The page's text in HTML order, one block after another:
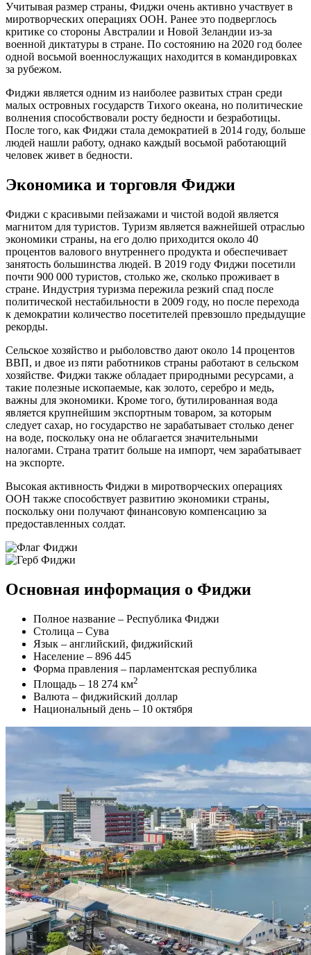
Учитывая размер страны, Фиджи очень активно участвует в
миротворческих операциях ООН. Ранее это подверглось
критике со стороны Австралии и Новой Зеландии из-за
военной диктатуры в стране. По состоянию на 2020 год более
одной восьмой военнослужащих находится в командировках
за рубежом.
Фиджи является одним из наиболее развитых стран среди
малых островных государств Тихого океана, но политические
волнения способствовали росту бедности и безработицы.
После того, как Фиджи стала демократией в 2014 году, больше
людей нашли работу, однако каждый восьмой работающий
человек живет в бедности.
Экономика и торговля Фиджи
Фиджи с красивыми пейзажами и чистой водой является
магнитом для туристов. Туризм является важнейшей отраслью
экономики страны, на его долю приходится около 40
процентов валового внутреннего продукта и обеспечивает
занятость большинства людей. В 2019 году Фиджи посетили
почти 900 000 туристов, столько же, сколько проживает в
стране. Индустрия туризма пережила резкий спад после
политической нестабильности в 2009 году, но после перехода
к демократии количество посетителей превзошло предыдущие
рекорды.
Сельское хозяйство и рыболовство дают около 14 процентов
ВВП, и двое из пяти работников страны работают в сельском
хозяйстве. Фиджи также обладает природными ресурсами, а
такие полезные ископаемые, как золото, серебро и медь,
важны для экономики. Кроме того, бутилированная вода
является крупнейшим экспортным товаром, за которым
следует сахар, но государство не зарабатывает столько денег
на воде, поскольку она не облагается значительными
налогами. Страна тратит больше на импорт, чем зарабатывает
на экспорте.
Высокая активность Фиджи в миротворческих операциях
ООН также способствует развитию экономики страны,
поскольку они получают финансовую компенсацию за
предоставленных солдат.
Основная информация о Фиджи
Полное название – Республика Фиджи
Столица – Сува
Язык – английский, фиджийский
Население – 896 445
Форма правления – парламентская республика
Площадь – 18 274 км2
Валюта – фиджийский доллар
Национальный день – 10 октября